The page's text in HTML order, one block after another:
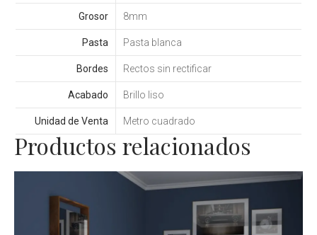
Grosor 8mm
Pasta Pasta blanca
Bordes Rectos sin rectificar
Acabado Brillo liso
Unidad de Venta Metro cuadrado
Productos relacionados